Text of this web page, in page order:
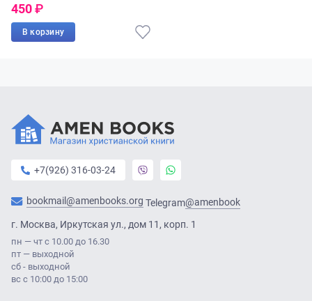
450₽
В корзину
+7(926) 316-03-24
bookmail@amenbooks.org Telegram@amenbook
г. Москва, Иркутская ул., дом 11, корп. 1
пн — чт с 10.00 до 16.30
пт — выходной
сб - выходной
вс с 10:00 до 15:00